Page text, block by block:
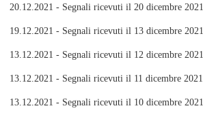
20.12.2021 - Segnali ricevuti il 20 dicembre 2021
19.12.2021 - Segnali ricevuti il 13 dicembre 2021
13.12.2021 - Segnali ricevuti il 12 dicembre 2021
13.12.2021 - Segnali ricevuti il 11 dicembre 2021
13.12.2021 - Segnali ricevuti il 10 dicembre 2021